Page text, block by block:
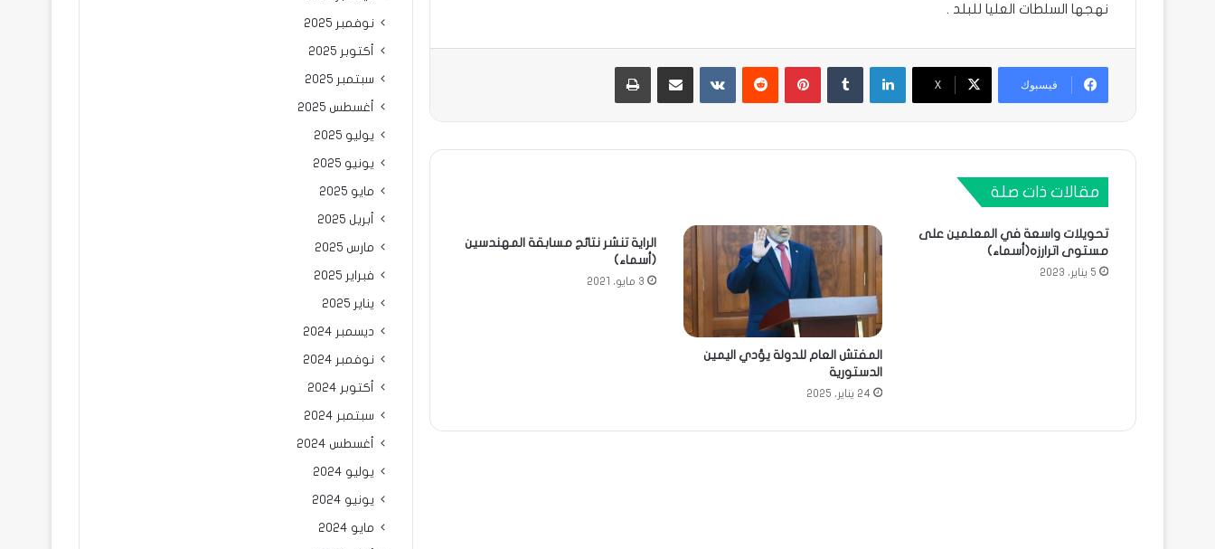
نهجها السلطات العليا للبلد .
فيسبوك X
لينكدإن بينتيريست مشاركة عبر البريد طباعة
مقالات ذات صلة
تحويلات واسعة في المعلمين على
مستوى اترارزه(أسماء)
5 يناير، 2023
المفتش العام للدولة يؤدي اليمين
الدستورية
24 يناير، 2025
الراية تنشر نتائج مسابقة المهندسين
(أسماء)
3 مايو، 2021
نوفمبر 2025
أكتوبر 2025
سبتمبر 2025
أغسطس 2025
يوليو 2025
يونيو 2025
مايو 2025
أبريل 2025
مارس 2025
فبراير 2025
يناير 2025
ديسمبر 2024
نوفمبر 2024
أكتوبر 2024
سبتمبر 2024
أغسطس 2024
يوليو 2024
يونيو 2024
مايو 2024